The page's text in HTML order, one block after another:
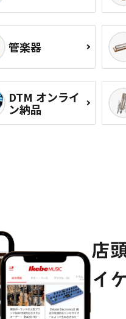
管楽器
DTM オンライ
ン納品